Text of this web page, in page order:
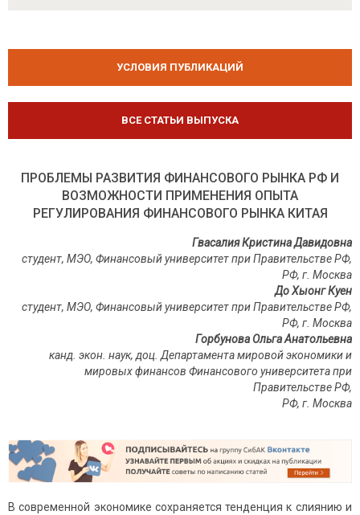
УСЛОВИЯ ПУБЛИКАЦИЙ
ВСЕ СТАТЬИ ВЫПУСКА
ПРОБЛЕМЫ РАЗВИТИЯ ФИНАНСОВОГО РЫНКА РФ И
ВОЗМОЖНОСТИ ПРИМЕНЕНИЯ ОПЫТА
РЕГУЛИРОВАНИЯ ФИНАНСОВОГО РЫНКА КИТАЯ
Гвасалия Кристина Давидовна
студент, МЭО, Финансовый университет при Правительстве РФ,
РФ, г. Москва
До Хыонг Куен
студент, МЭО, Финансовый университет при Правительстве РФ,
РФ, г. Москва
Горбунова Ольга Анатольевна
канд. экон. наук, доц. Департамента мировой экономики и
мировых финансов Финансового университета при
Правительстве РФ,
РФ, г. Москва
В современной экономике сохраняется тенденция к слиянию и